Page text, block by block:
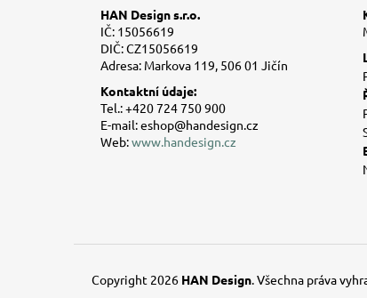
HAN Design s.r.o.
IČ: 15056619
DIČ: CZ15056619
Adresa: Markova 119, 506 01 Jičín
Kontaktní údaje:
Tel.: +420 724 750 900
E-mail: eshop@handesign.cz
Web:www.handesign.cz
Copyright 2026 HAN Design. Všechna práva